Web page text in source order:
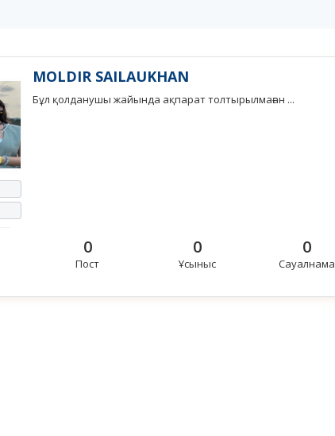
MOLDIR SAILAUKHAN
Бұл қолданушы жайында ақпарат толтырылмаған ...
0
Пост
0
Ұсыныс
0
Сауалнама